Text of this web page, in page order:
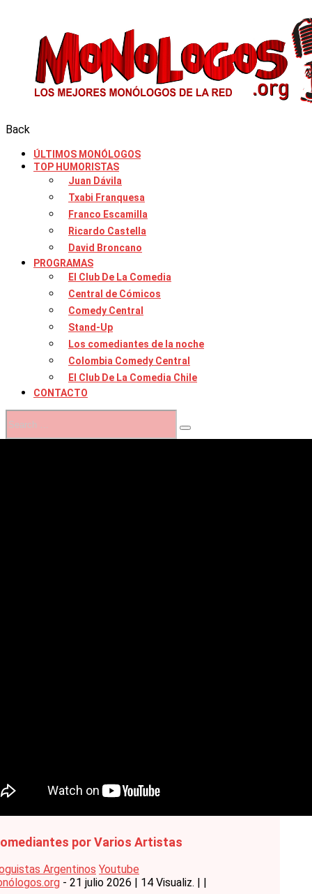
Back
ÚLTIMOS MONÓLOGOS
TOP HUMORISTAS
Juan Dávila
Txabi Franquesa
Franco Escamilla
Ricardo Castella
David Broncano
PROGRAMAS
El Club De La Comedia
Central de Cómicos
Comedy Central
Stand-Up
Los comediantes de la noche
Colombia Comedy Central
El Club De La Comedia Chile
CONTACTO
por Varios Artistas
Argentinos Youtube
- 21 julio 2026 | 14 Visualiz. | |